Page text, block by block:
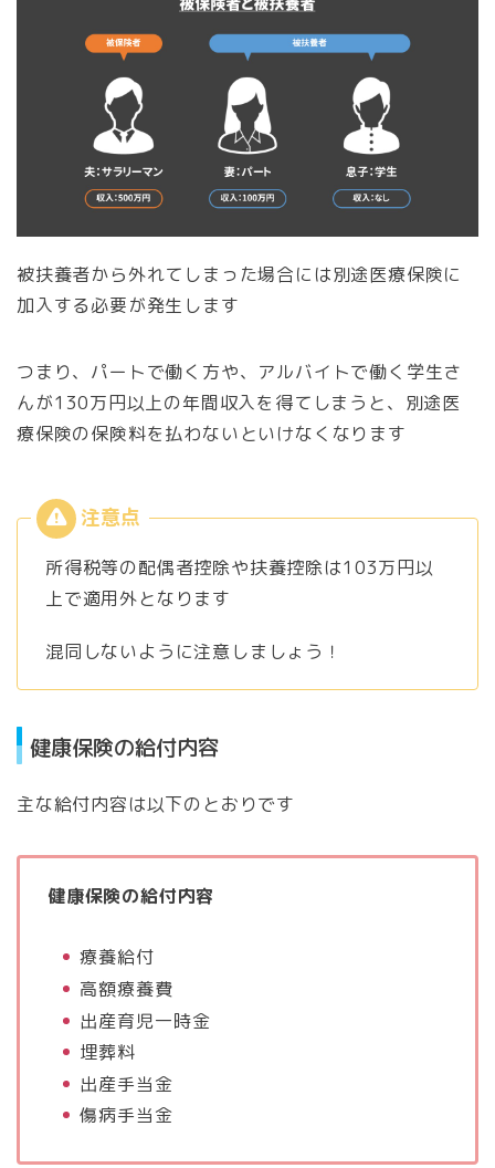
被扶養者から外れてしまった場合には別途医療保険に
加入する必要が発生します
つまり、パートで働く方や、アルバイトで働く学生さ
んが130万円以上の年間収入を得てしまうと、別途医
療保険の保険料を払わないといけなくなります
所得税等の配偶者控除や扶養控除は103万円以
上で適用外となります
混同しないように注意しましょう！
健康保険の給付内容
主な給付内容は以下のとおりです
健康保険の給付内容
療養給付
高額療養費
出産育児一時金
埋葬料
出産手当金
傷病手当金